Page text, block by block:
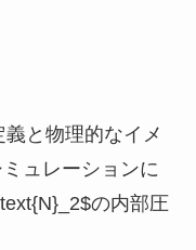
と物理的なイメ
ュレーションに
の内部圧